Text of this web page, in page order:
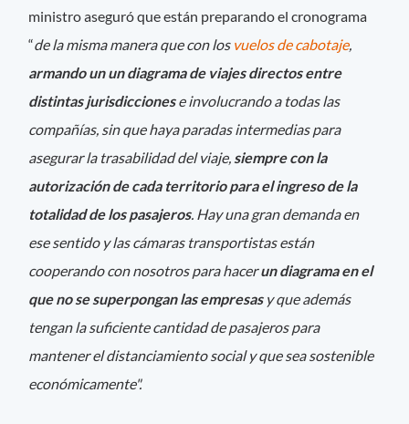
ministro aseguró que están preparando el cronograma
“de la misma manera que con los vuelos de cabotaje,
armando un un diagrama de viajes directos entre
distintas jurisdiccionese involucrando a todas las
compañías, sin que haya paradas intermedias para
asegurar la trasabilidad del viaje, siempre con la
autorización de cada territorio para el ingreso de la
totalidad de los pasajeros. Hay una gran demanda en
ese sentido y las cámaras transportistas están
cooperando con nosotros para hacerun diagrama en el
que no se superpongan las empresasy que además
tengan la suficiente cantidad de pasajeros para
mantener el distanciamiento social y que sea sostenible
económicamente".